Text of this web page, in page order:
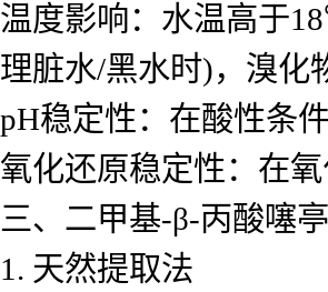
温度影响：水温高于
理脏水/黑水时)，溴化
pH稳定性：在酸性条
氧化还原稳定性：在
三、二甲基-β-丙酸噻
1. 天然提取法